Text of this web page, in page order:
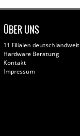
ÜBER UNS
11 Filialen deutschlandweit
Hardware Beratung
Kontakt
Impressum